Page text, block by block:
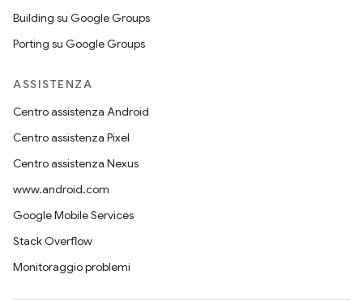
Building su Google Groups
Porting su Google Groups
ASSISTENZA
Centro assistenza Android
Centro assistenza Pixel
Centro assistenza Nexus
www.android.com
Google Mobile Services
Stack Overflow
Monitoraggio problemi